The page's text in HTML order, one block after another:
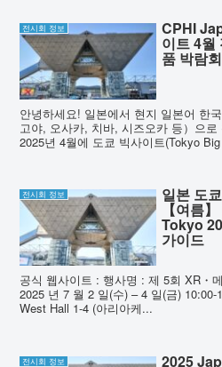
전시회 정보 CPHI
이트 4월
품 박람
안녕하세요! 일본에서 현지 일본어 한
고야, 오사카, 치바, 시즈오카 등）으
2025년 4월에 도쿄 빅사이트(Tokyo
전시회 정보 일본 도
【여름
Tokyo
가이드
공식 웹사이트 : 행사명 : 제 5회 XR・
2025 년 7 월 2 일(수) – 4 일(금)
West Hall 1-4 (아리아케...
전시회 정보 2025